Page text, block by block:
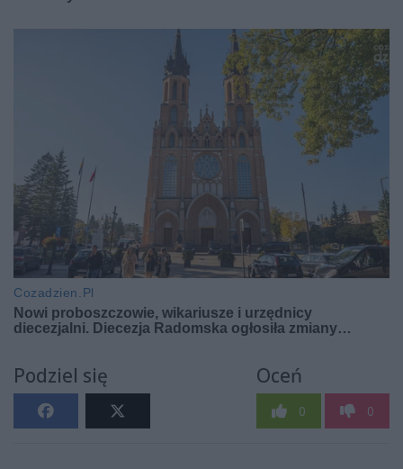
Podziel się Oceń
0 0